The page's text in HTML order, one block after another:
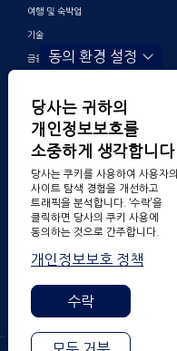
여행 및 숙박업
기술
금융 및 뱅킹
엔터테인먼트
디지털 마케팅 및 광고
기타
회사소개
채용
수상 내역
동의 환경 설정
당사는 귀하의
개인정보보호를
소중하게 생각합니다
당사는 쿠키를 사용하여 사용자의
사이트 탐색 경험을 개선하고
트래픽을 분석합니다. ‘수락’을
클릭하면 당사의 쿠키 사용에
동의하는 것으로 간주합니다.
개인정보보호 정책
수락